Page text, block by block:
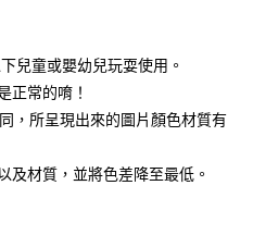
)免運費
上)免運費
)免運費
兒童或嬰幼兒玩耍使用。
正常的唷！
，所呈現出來的圖片顏色材質有
及材質，並將色差降至最低。